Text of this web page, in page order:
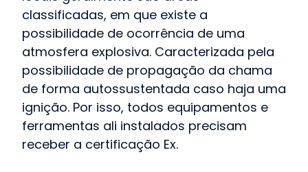
classificadas, em que existe a
possibilidade de ocorrência de uma
atmosfera explosiva. Caracterizada pela
possibilidade de propagação da chama
de forma autossustentada caso haja uma
ignição. Por isso, todos equipamentos e
ferramentas ali instalados precisam
receber a certificação Ex.